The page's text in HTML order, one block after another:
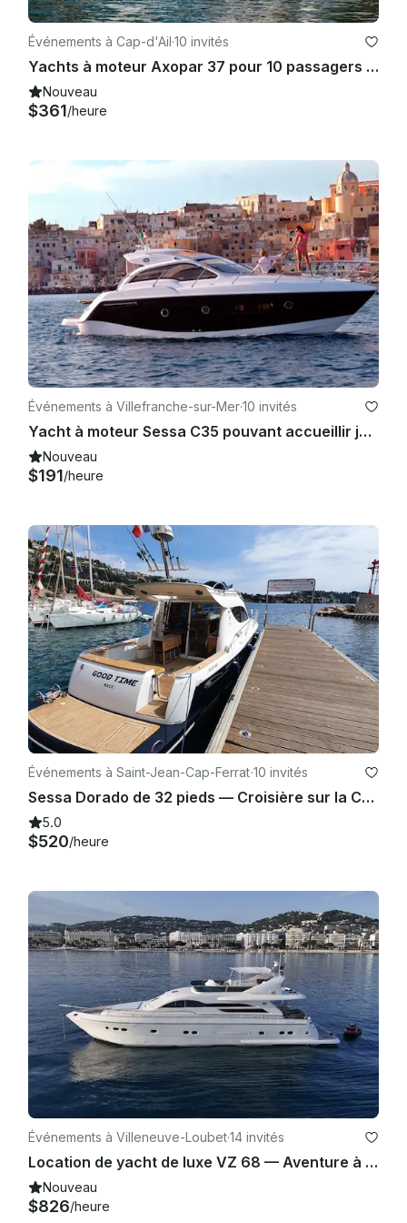
perdus.
Événements à Cap-d'Ail·10 invités
Yachts à moteur Axopar 37 pour 10 passagers à Cap-d'Ail
Nouveau
$361/heure
Événements à Villefranche-sur-Mer·10 invités
Yacht à moteur Sessa C35 pouvant accueillir jusqu'à 10 personnes pendant la nuit
Nouveau
$191/heure
Événements à Saint-Jean-Cap-Ferrat·10 invités
Sessa Dorado de 32 pieds — Croisière sur la Côte d'Azur et aventure à la nage
5.0
$520/heure
Événements à Villeneuve-Loubet·14 invités
Location de yacht de luxe VZ 68 — Aventure à la voile sur la Côte d'Azur
Nouveau
$826/heure